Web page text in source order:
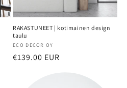
RAKASTUNEET | kotimainen design
taulu
Myyjä:
ECO DECOR OY
Normaalihinta
€139.00 EUR